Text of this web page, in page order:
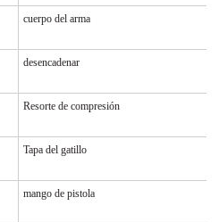
cuerpo del arma
desencadenar
Resorte de compresión
Tapa del gatillo
mango de pistola